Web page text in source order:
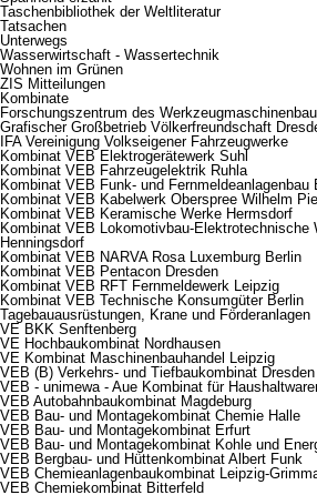
Taschenbibliothek der Weltliteratur
Tatsachen
Unterwegs
Wasserwirtschaft - Wassertechnik
Wohnen im Grünen
ZIS Mitteilungen
Kombinate
Forschungszentrum des
Grafischer Großbetrieb Völkerfreundschaft
IFA Vereinigung Volkseigener Fahrzeugwerke
Kombinat VEB Elektrogerätewerk Suhl
Kombinat VEB Fahrzeugelektrik Ruhla
Kombinat VEB Funk- und Fernmeldeanlagenbau
Kombinat VEB Kabelwerk Oberspree Wilhelm
Kombinat VEB Keramische Werke Hermsdorf
Kombinat VEB Lokomotivbau-Elektrotechnische
Henningsdorf
Kombinat VEB NARVA Rosa Luxemburg Berlin
Kombinat VEB Pentacon Dresden
Kombinat VEB RFT Fernmeldewerk Leipzig
Kombinat VEB Technische Konsumgüter Berlin
Tagebauausrüstungen, Krane und Förderanlagen
VE BKK Senftenberg
VE Hochbaukombinat Nordhausen
VE Kombinat Maschinenbauhandel Leipzig
VEB (B) Verkehrs- und Tiefbaukombinat Dresden
VEB - unimewa - Aue Kombinat für
VEB Autobahnbaukombinat Magdeburg
VEB Bau- und Montagekombinat Chemie Halle
VEB Bau- und Montagekombinat Erfurt
VEB Bau- und Montagekombinat Kohle und
VEB Bergbau- und Hüttenkombinat Albert Funk
VEB Chemieanlagenbaukombinat Leipzig-
VEB Chemiekombinat Bitterfeld